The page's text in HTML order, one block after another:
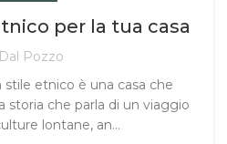
per la tua casa
Dal Pozzo
stile etnico è una casa che
storia che parla di un viaggio
lontane, an...